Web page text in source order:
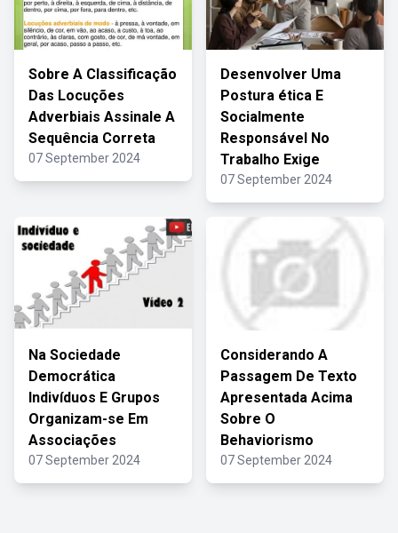
Sobre A Classificação
Das Locuções
Adverbiais Assinale A
Sequência Correta
07 September 2024
Desenvolver Uma
Postura ética E
Socialmente
Responsável No
Trabalho Exige
07 September 2024
Na Sociedade
Democrática
Indivíduos E Grupos
Organizam-se Em
Associações
07 September 2024
Considerando A
Passagem De Texto
Apresentada Acima
Sobre O
Behaviorismo
07 September 2024